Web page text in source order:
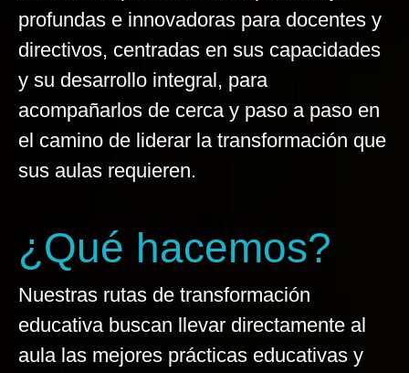
profundas e innovadoras para docentes y
directivos, centradas en sus capacidades
y su desarrollo integral, para
acompañarlos de cerca y paso a paso en
el camino de liderar la transformación que
sus aulas requieren.
¿Qué hacemos?
Nuestras rutas de transformación
educativa buscan llevar directamente al
aula las mejores prácticas educativas y